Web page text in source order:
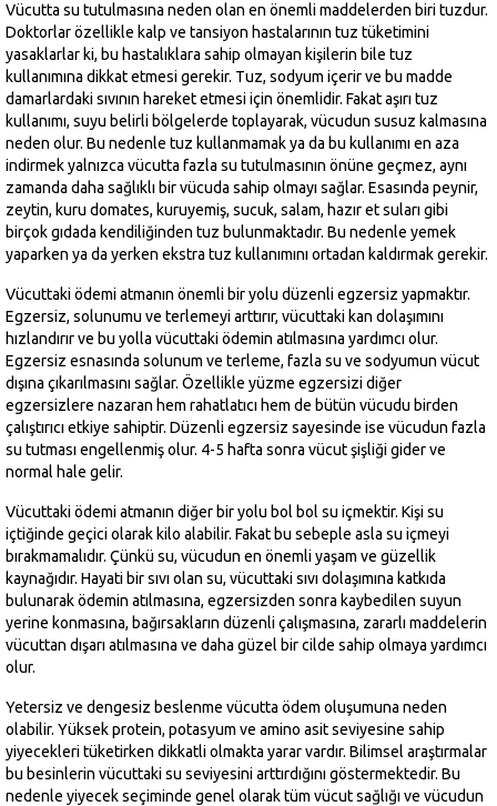
Vücutta su tutulmasına neden olan en önemli maddelerden biri tuzdur.
Doktorlar özellikle kalp ve tansiyon hastalarının tuz tüketimini
yasaklarlar ki, bu hastalıklara sahip olmayan kişilerin bile tuz
kullanımına dikkat etmesi gerekir. Tuz, sodyum içerir ve bu madde
damarlardaki sıvının hareket etmesi için önemlidir. Fakat aşırı tuz
kullanımı, suyu belirli bölgelerde toplayarak, vücudun susuz kalmasına
neden olur. Bu nedenle tuz kullanmamak ya da bu kullanımı en aza
indirmek yalnızca vücutta fazla su tutulmasının önüne geçmez, aynı
zamanda daha sağlıklı bir vücuda sahip olmayı sağlar. Esasında peynir,
zeytin, kuru domates, kuruyemiş, sucuk, salam, hazır et suları gibi
birçok gıdada kendiliğinden tuz bulunmaktadır. Bu nedenle yemek
yaparken ya da yerken ekstra tuz kullanımını ortadan kaldırmak gerekir.
Vücuttaki ödemi atmanın önemli bir yolu düzenli egzersiz yapmaktır.
Egzersiz, solunumu ve terlemeyi arttırır, vücuttaki kan dolaşımını
hızlandırır ve bu yolla vücuttaki ödemin atılmasına yardımcı olur.
Egzersiz esnasında solunum ve terleme, fazla su ve sodyumun vücut
dışına çıkarılmasını sağlar. Özellikle yüzme egzersizi diğer
egzersizlere nazaran hem rahatlatıcı hem de bütün vücudu birden
çalıştırıcı etkiye sahiptir. Düzenli egzersiz sayesinde ise vücudun fazla
su tutması engellenmiş olur. 4-5 hafta sonra vücut şişliği gider ve
normal hale gelir.
Vücuttaki ödemi atmanın diğer bir yolu bol bol su içmektir. Kişi su
içtiğinde geçici olarak kilo alabilir. Fakat bu sebeple asla su içmeyi
bırakmamalıdır. Çünkü su, vücudun en önemli yaşam ve güzellik
kaynağıdır. Hayati bir sıvı olan su, vücuttaki sıvı dolaşımına katkıda
bulunarak ödemin atılmasına, egzersizden sonra kaybedilen suyun
yerine konmasına, bağırsakların düzenli çalışmasına, zararlı maddelerin
vücuttan dışarı atılmasına ve daha güzel bir cilde sahip olmaya yardımcı
olur.
Yetersiz ve dengesiz beslenme vücutta ödem oluşumuna neden
olabilir. Yüksek protein, potasyum ve amino asit seviyesine sahip
yiyecekleri tüketirken dikkatli olmakta yarar vardır. Bilimsel araştırmalar
bu besinlerin vücuttaki su seviyesini arttırdığını göstermektedir. Bu
nedenle yiyecek seçiminde genel olarak tüm vücut sağlığı ve vücudun